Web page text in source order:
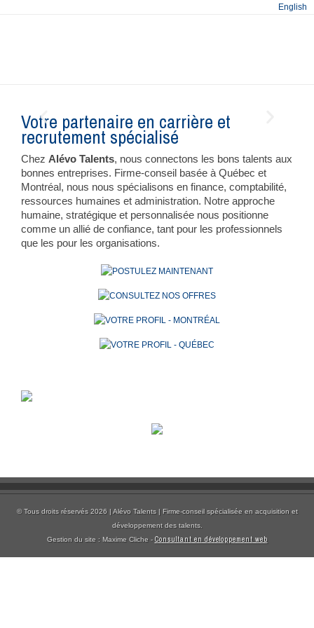
English
Votre partenaire en carrière et
recrutement spécialisé
Chez Alévo Talents, nous connectons les bons talents aux
bonnes entreprises. Firme-conseil basée à Québec et
Montréal, nous nous spécialisons en finance, comptabilité,
ressources humaines et administration. Notre approche
humaine, stratégique et personnalisée nous positionne
comme un allié de confiance, tant pour les professionnels
que les pour les organisations.
© Tous droits réservés 2026 | Alévo Talents | Firme-conseil spécialisée en acquisition et
développement des talents.
Gestion du site : Maxime Cliche -Consultant en développement web